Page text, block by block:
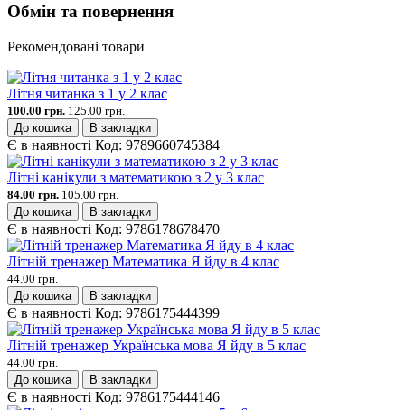
Обмін та повернення
Рекомендовані товари
Літня читанка з 1 у 2 клас
100.00 грн. 125.00 грн.
До кошика
В закладки
Є в наявності Код: 9789660745384
Літні канікули з математикою з 2 у 3 клас
84.00 грн. 105.00 грн.
До кошика
В закладки
Є в наявності Код: 9786178678470
Літній тренажер Математика Я йду в 4 клас
44.00 грн.
До кошика
В закладки
Є в наявності Код: 9786175444399
Літній тренажер Українська мова Я йду в 5 клас
44.00 грн.
До кошика
В закладки
Є в наявності Код: 9786175444146